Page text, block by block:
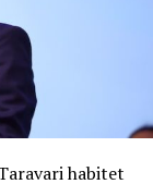
habitet